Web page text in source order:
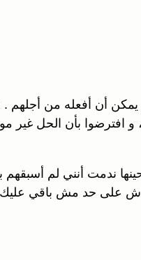
أن أفعله من أجلهم . في
افترضوا بأن الحل غير
ندمت أنني لم أسبقهم
على حد مش باقي